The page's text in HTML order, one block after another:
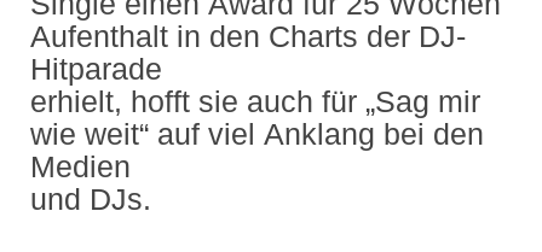
Aufenthalt in den Charts der DJ-
Hitparade
erhielt, hofft sie auch für „Sag mir
wie weit“ auf viel Anklang bei den
Medien
und DJs.